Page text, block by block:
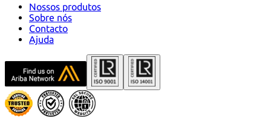
Nossos produtos
Sobre nós
Contacto
Ajuda